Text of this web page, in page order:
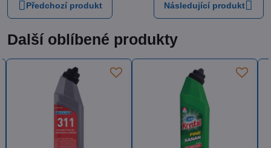
Předchozí produkt Následující produkt
Další oblíbené produkty